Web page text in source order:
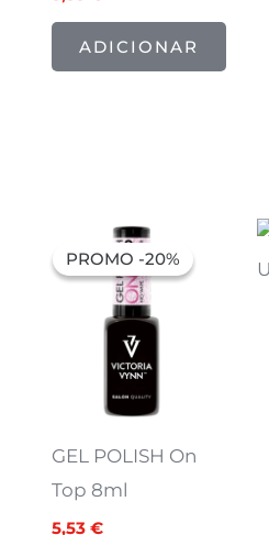
ADICIONAR
PROMO -20%
PROMO -20%
GEL POLISH On
Top 8ml
preço
original
5,53 €
O
preço
atual
5,53 €.